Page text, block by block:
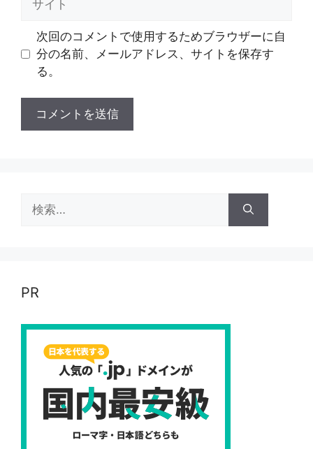
次回のコメントで使用するためブラウザーに自
分の名前、メールアドレス、サイトを保存す
る。
索:
PR